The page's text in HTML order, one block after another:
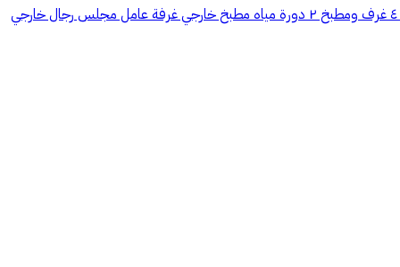
استراحة تصلح للزراعة او تربية الاغنام او الابل تقع خلف مستشفى سلام الطبيه للابل في بريدة مساحتها ٦٣٥٠ متر مسورة فيها بئر بعمق ٢٨ متر بيت شعبي ٤ غرف ومطبخ ٢ دورة مياه مطبخ خارجي غرفة عامل مجلس رجال خارجي